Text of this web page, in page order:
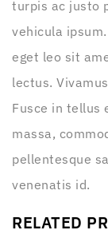
turpis ac justo
vehicula
eget leo sit
lectus.
Fusce in tellus
massa,
pellentesque
venenatis id.
RELATED